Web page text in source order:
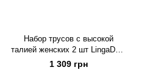
Набор трусов с высокой
талией женских 2 шт LingaDore
1400HWB-1, чорний*, S
1 309 грн